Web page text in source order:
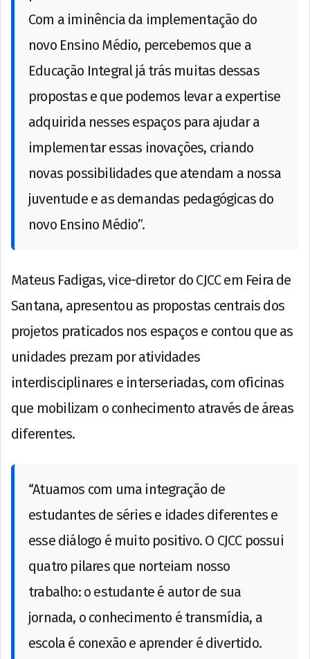
Com a iminência da implementação do
novo Ensino Médio, percebemos que a
Educação Integral já trás muitas dessas
propostas e que podemos levar a expertise
adquirida nesses espaços para ajudar a
implementar essas inovações, criando
novas possibilidades que atendam a nossa
juventude e as demandas pedagógicas do
novo Ensino Médio”.
Mateus Fadigas, vice-diretor do CJCC em Feira de
Santana, apresentou as propostas centrais dos
projetos praticados nos espaços e contou que as
unidades prezam por atividades
interdisciplinares e interseriadas, com oficinas
que mobilizam o conhecimento através de áreas
diferentes.
“Atuamos com uma integração de
estudantes de séries e idades diferentes e
esse diálogo é muito positivo. O CJCC possui
quatro pilares que norteiam nosso
trabalho: o estudante é autor de sua
jornada, o conhecimento é transmídia, a
escola é conexão e aprender é divertido.